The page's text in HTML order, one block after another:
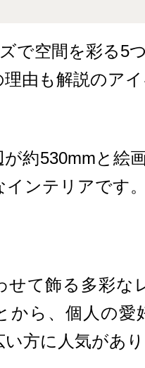
約530mmと絵
インテリアです
せて飾る多彩な
から、個人の愛
方に人気があ